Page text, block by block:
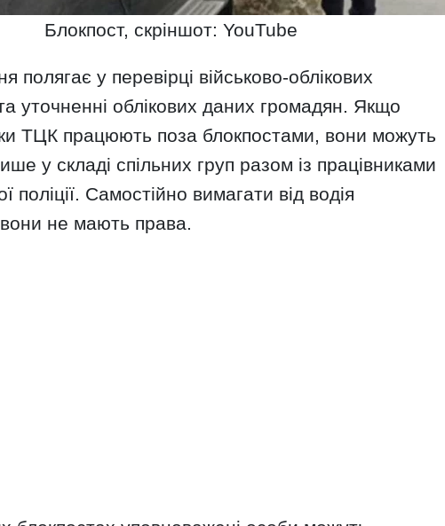
Блокпост, скріншот: YouTube
полягає у перевірці військово-облікових
уточненні облікових даних громадян. Якщо
ТЦК працюють поза блокпостами, вони можуть
у складі спільних груп разом із працівниками
поліції. Самостійно вимагати від водія
не мають права.